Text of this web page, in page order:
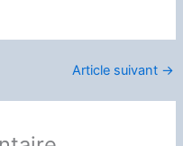
Article suivant →